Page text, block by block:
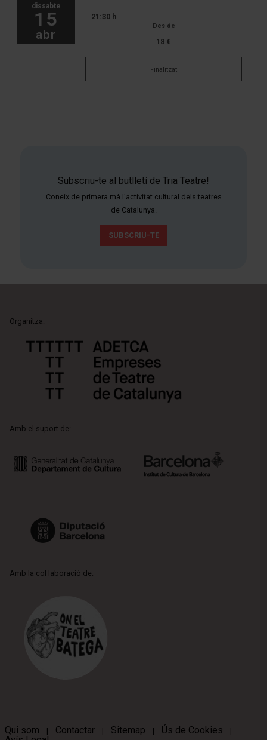
dissabte
15
abr
21:30 h
Des de
18 €
Finalitzat
Subscriu-te al butlletí de Tria Teatre!
Coneix de primera mà l'activitat cultural dels teatres
de Catalunya.
SUBSCRIU-TE
Organitza:
Amb el suport de:
Amb la col·laboració de:
Qui som | Contactar | Sitemap | Ús de Cookies |